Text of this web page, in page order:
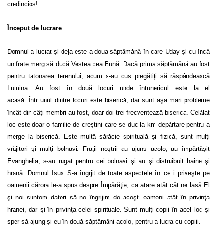
credincios!
Început de lucrare
Domnul a lucrat şi deja este a doua săptămână în care Uday şi cu încă
un frate merg să ducă Vestea cea Bună. Dacă prima săptămână au fost
pentru tatonarea terenului, acum s-au dus pregătiţi să răspândească
Lumina. Au fost în două locuri unde întunericul este la el
acasă. Într unul dintre locuri este biserică, dar sunt aşa mari probleme
încât din câţi membri au fost, doar doi-trei frecventează biserica. Celălat
loc este doar o familie de creştini care se duc la km depărtare pentru a
merge la biserică. Este multă sărăcie spirituală şi fizică, sunt mulţi
vrăjitori şi mulţi bolnavi. Fraţii noştrii au ajuns acolo, au împărtăşit
Evanghelia, s-au rugat pentru cei bolnavi şi au şi distruibuit haine şi
hrană. Domnul Isus S-a îngrjit de toate aspectele în ce i priveşte pe
oamenii cărora le-a spus despre Împărăţie, ca atare atât cât ne lasă El
şi noi suntem datori să ne îngrijim de aceşti oameni atât în privinţa
hranei, dar şi în privinţa celei spirituale. Sunt mulţi copii în acel loc şi
sper să ajung şi eu în două săptămâni acolo, pentru a lucra cu copiii.